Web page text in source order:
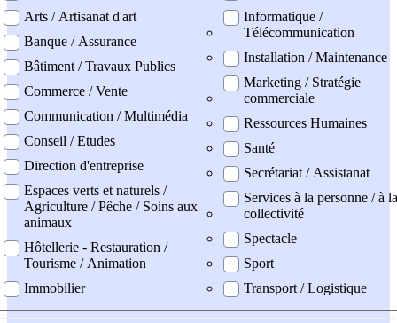
Arts / Artisanat d'art
Banque / Assurance
Bâtiment / Travaux Publics
Commerce / Vente
Communication / Multimédia
Conseil / Etudes
Direction d'entreprise
Espaces verts et naturels /
Agriculture / Pêche / Soins aux
animaux
Hôtellerie - Restauration /
Tourisme / Animation
Immobilier
Informatique /
Télécommunication
Installation / Maintenance
Marketing / Stratégie
commerciale
Ressources Humaines
Santé
Secrétariat / Assistanat
Services à la personne / à la
collectivité
Spectacle
Sport
Transport / Logistique